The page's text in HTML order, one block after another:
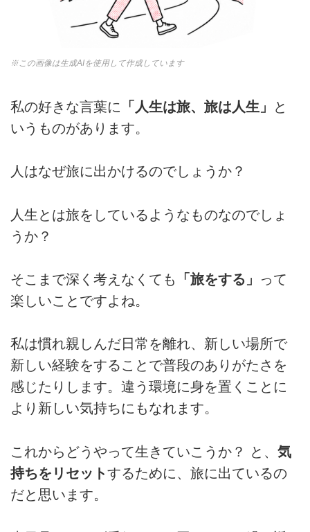
※この画像は生成AIを使用して作成しています
私の好きな言葉に 「人生は旅、旅は人生」
と
いうものがあります。
人はなぜ旅に出かけるのでしょうか？
人生とは旅をしているようなものなのでしょ
うか？
そこまで深く考えなくても 「旅をする」
って
楽しいことですよね。
私は慣れ親しんだ日常を離れ、新しい場所で
新しい経験をすることで普段のありがたさを
感じたりします。違う環境に身を置くことに
より新しい気持ちにもなれます。
これからどうやって生きていこうか？ と、 気
持ちをリセットするために、旅に出ているの
だと思います。